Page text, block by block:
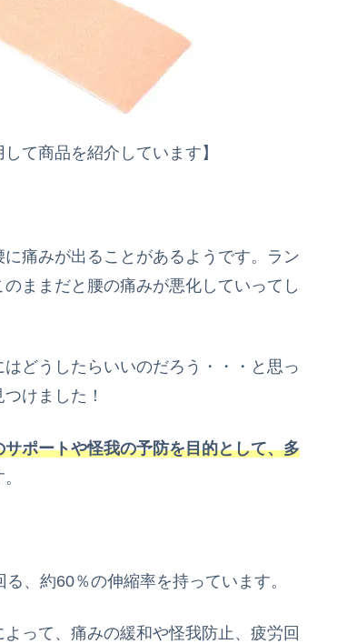
て商品を紹介しています】
痛みが出ることがあるようです。ラン
ままだと腰の痛みが悪化していってし
どうしたらいいのだろう・・・と思っ
けました！
ポートや怪我の予防を目的として、多
、約60％の伸縮率を持っています。
って、痛みの緩和や怪我防止、疲労回